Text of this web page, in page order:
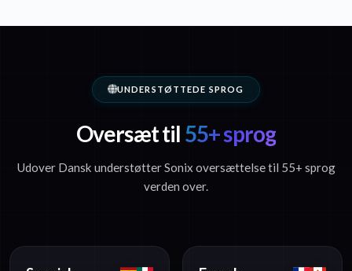
UNDERSTØTTEDE SPROG
Oversæt til 55+ sprog
Udover Dansk understøtter Sonix oversættelse til 55+ sprog
verden over.